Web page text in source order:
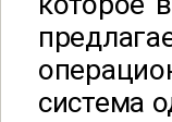
система